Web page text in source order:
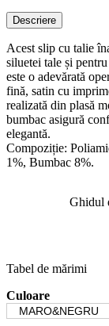
Descriere
Acest slip cu talie
siluetei tale și
este o adevărată
fină, satin cu
realizată din plasă
bumbac asigură
elegantă.
Compoziție:
1%, Bumbac 8%.
Ghidul
Tabel de mărimi
Culoare
MARO&NEGRU